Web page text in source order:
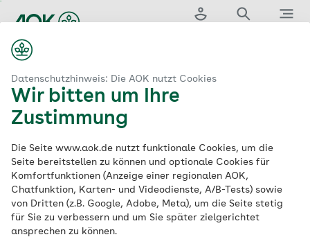
Datenschutzhinweis: Die AOK nutzt Cookies
Wir bitten um Ihre
Zustimmung
Die Seite www.aok.de nutzt funktionale Cookies, um die
Seite bereitstellen zu können und optionale Cookies für
Komfortfunktionen (Anzeige einer regionalen AOK,
Chatfunktion, Karten- und Videodienste, A/B-Tests) sowie
von Dritten (z.B. Google, Adobe, Meta), um die Seite stetig
für Sie zu verbessern und um Sie später zielgerichtet
ansprechen zu können.
Hauptinhalt
springen
AOK-Clarimedis:
medizinische
Informationenam
Telefon